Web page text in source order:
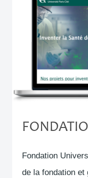
Fondation
de la fondation et